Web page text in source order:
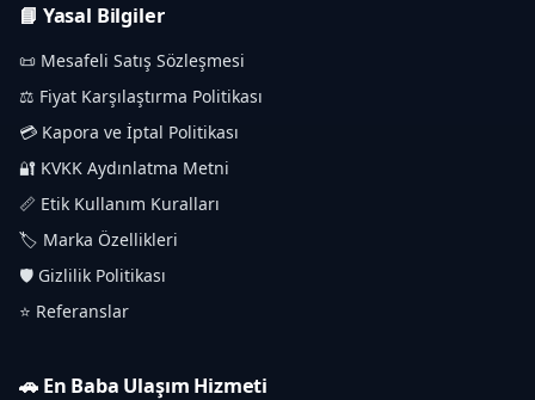
📘 Yasal Bilgiler
📜 Mesafeli Satış Sözleşmesi
⚖️ Fiyat Karşılaştırma Politikası
💳 Kapora ve İptal Politikası
🔐 KVKK Aydınlatma Metni
📏 Etik Kullanım Kuralları
🏷️ Marka Özellikleri
🛡️ Gizlilik Politikası
⭐ Referanslar
🚗 En Baba Ulaşım Hizmeti